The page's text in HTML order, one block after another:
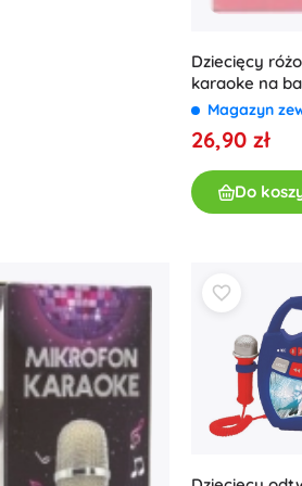
Dziecięcy
karaoke na
Magazyn
26,90 zł
Do